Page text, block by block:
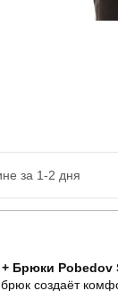
за 1-2 дня
Брюки Pobedov
создаёт